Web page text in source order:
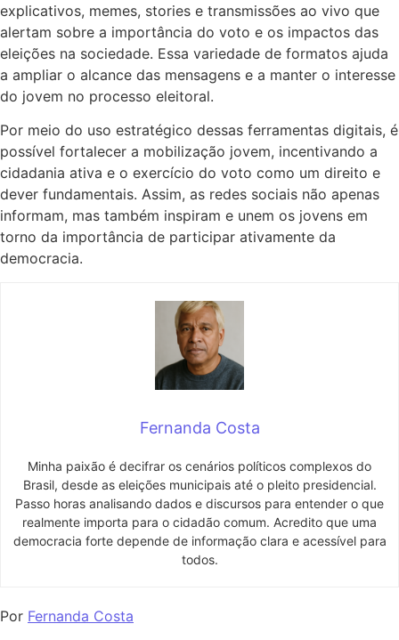
explicativos, memes, stories e transmissões ao vivo que
alertam sobre a importância do voto e os impactos das
eleições na sociedade. Essa variedade de formatos ajuda
a ampliar o alcance das mensagens e a manter o interesse
do jovem no processo eleitoral.
Por meio do uso estratégico dessas ferramentas digitais, é
possível fortalecer a mobilização jovem, incentivando a
cidadania ativa e o exercício do voto como um direito e
dever fundamentais. Assim, as redes sociais não apenas
informam, mas também inspiram e unem os jovens em
torno da importância de participar ativamente da
democracia.
Fernanda Costa
Minha paixão é decifrar os cenários políticos complexos do
Brasil, desde as eleições municipais até o pleito presidencial.
Passo horas analisando dados e discursos para entender o que
realmente importa para o cidadão comum. Acredito que uma
democracia forte depende de informação clara e acessível para
todos.
Por Fernanda Costa